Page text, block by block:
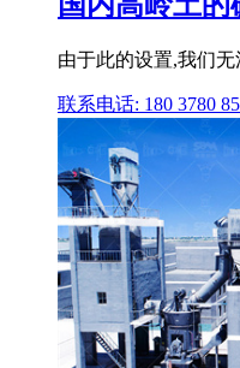
由于此的设置,我们无
联系电话: 180 3780